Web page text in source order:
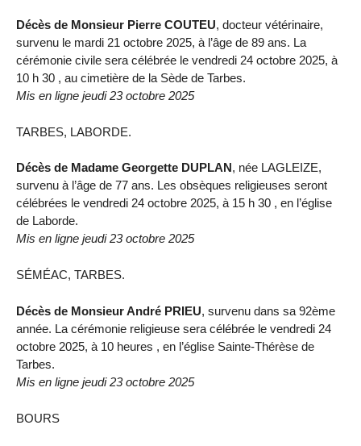
Décès de Monsieur Pierre COUTEU, docteur vétérinaire,
survenu le mardi 21 octobre 2025, à l’âge de 89 ans. La
cérémonie civile sera célébrée le vendredi 24 octobre 2025, à
10 h 30 , au cimetière de la Sède de Tarbes.
Mis en ligne jeudi 23 octobre 2025
TARBES, LABORDE.
Décès de Madame Georgette DUPLAN , née LAGLEIZE,
survenu à l’âge de 77 ans. Les obsèques religieuses seront
célébrées le vendredi 24 octobre 2025, à 15 h 30 , en l’église
de Laborde.
Mis en ligne jeudi 23 octobre 2025
SÉMÉAC, TARBES.
Décès de Monsieur André PRIEU, survenu dans sa 92ème
année. La cérémonie religieuse sera célébrée le vendredi 24
octobre 2025, à 10 heures , en l’église Sainte-Thérèse de
Tarbes.
Mis en ligne jeudi 23 octobre 2025
BOURS